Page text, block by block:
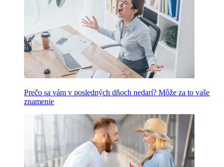
Prečo sa vám v posledných dňoch nedarí? Môže za to vaše
znamenie